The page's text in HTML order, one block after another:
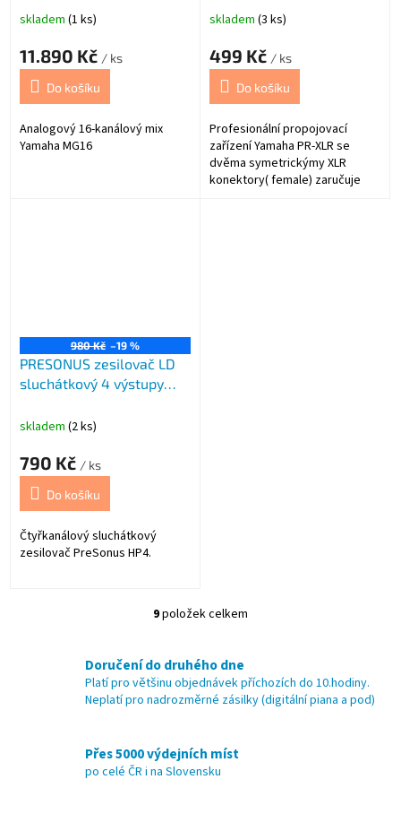
skladem (1 ks)
11.890 Kč / ks
Do košíku
Analogový 16-kanálový mix
Yamaha MG16
skladem (3 ks)
499 Kč / ks
Do košíku
Profesionální propojovací
zařízení Yamaha PR-XLR se
dvěma symetrickýmy XLR
konektory( female) zaručuje
980 Kč –19 %
PRESONUS zesilovač LD
sluchátkový 4 výstupy
skladem (2 ks)
790 Kč / ks
Do košíku
Čtyřkanálový sluchátkový
zesilovač PreSonus HP4.
O
l
á
d
a
p
r
9položek celkem
Doručení do druhého dne
Platí pro většinu objednávek příchozích do 10.hodiny.
Neplatí pro nadrozměrné zásilky (digitální piana a pod)
Přes 5000 výdejních míst
po celé ČR i na Slovensku